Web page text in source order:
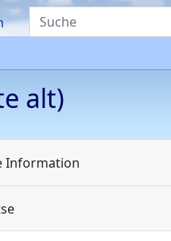
Suche
alt)
Information